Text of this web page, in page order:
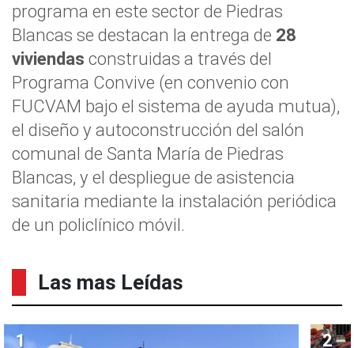
programa en este sector de Piedras
Blancas se destacan la entrega de 28
viviendas construidas a través del
Programa Convive (en convenio con
FUCVAM bajo el sistema de ayuda mutua),
el diseño y autoconstrucción del salón
comunal de Santa María de Piedras
Blancas, y el despliegue de asistencia
sanitaria mediante la instalación periódica
de un policlínico móvil.
Las mas Leídas